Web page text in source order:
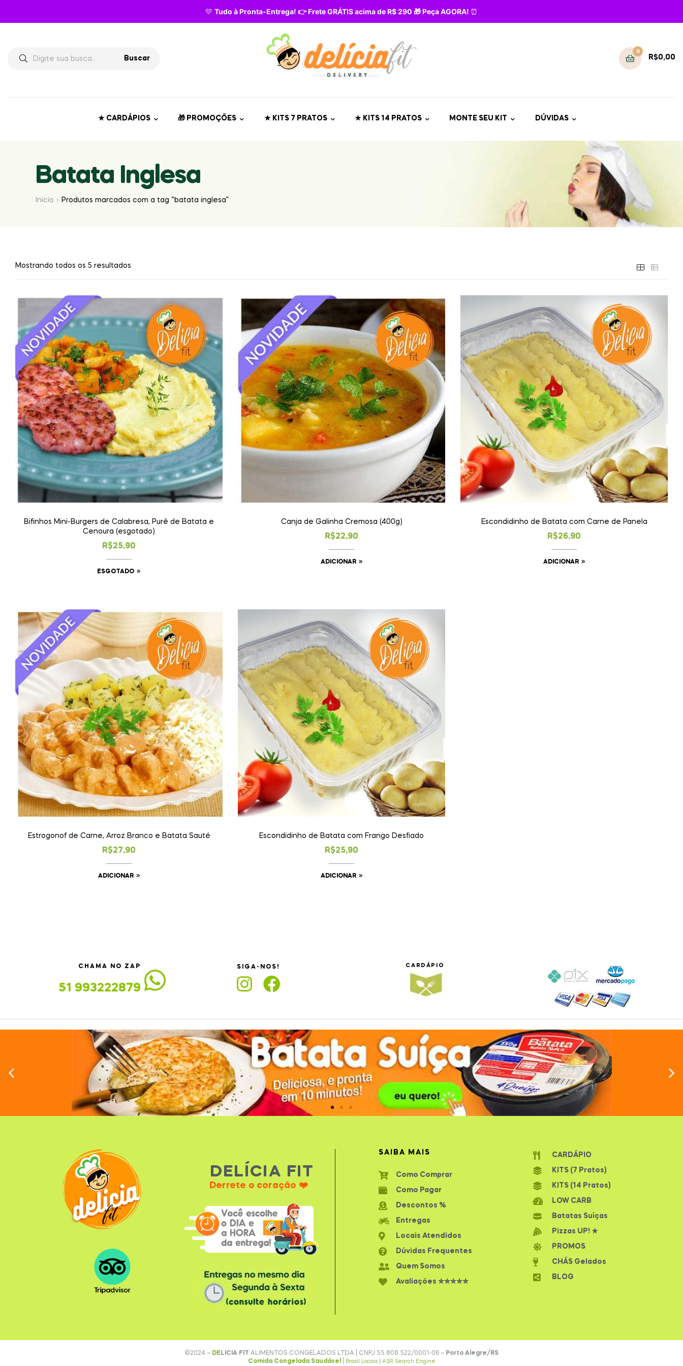
💛 Tudo à Pronta-Entrega! 👉 Frete GRÁTIS acima de R$ 290 🎁 Peça AGORA! ⏰
Buscar
0
R$0,00
★ CARDÁPIOS 🎁 PROMOÇÕES ★ KITS 7 PRATOS ★ KITS 14 PRATOS MONTE SEU KIT DÚVIDAS
Batata Inglesa
Início Produtos marcados com a tag “batata inglesa”
Mostrando todos os 5 resultados
.
Bifinhos Mini-Burgers de Calabresa, Purê de Batata e
Cenoura (esgotado)
R$25,90
ESGOTADO
Canja de Galinha Cremosa (400g)
R$22,90
ADICIONAR
Escondidinho de Batata com Carne de Panela
R$26,90
ADICIONAR
Estrogonof de Carne, Arroz Branco e Batata Sauté
R$27,90
ADICIONAR
Escondidinho de Batata com Frango Desfiado
R$25,90
ADICIONAR
CHAMA NO ZAP
51 993222879
SIGA-NOS! CARDÁPIO
DELÍCIA FIT
Derrete o coração ❤️
SAIBA MAIS
Como Comprar
Como Pagar
Descontos %
Entregas
Locais Atendidos
Dúvidas Frequentes
Quem Somos
Avaliações ✮✮✮✮✮
CARDÁPIO
KITS (7 Pratos)
KITS (14 Pratos)
LOW CARB
Batatas Suíças
Pizzas UP! ★
PROMOS
CHÁS Gelados
BLOG
©2024 – DELICIA FIT ALIMENTOS CONGELADOS LTDA | CNPJ 55.808.522/0001-06 – Porto Alegre/RS
Comida Congelada Saudável
Brasil Locais ASR Search Engine